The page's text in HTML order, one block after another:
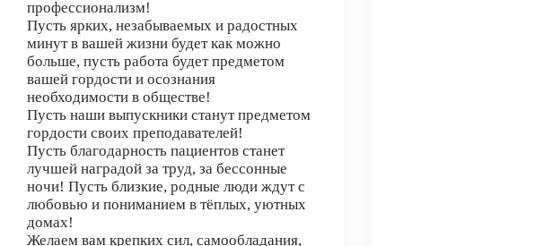
профессионализм!
Пусть ярких, незабываемых и радостных
минут в вашей жизни будет как можно
больше, пусть работа будет предметом
вашей гордости и осознания
необходимости в обществе!
Пусть наши выпускники станут предметом
гордости своих преподавателей!
Пусть благодарность пациентов станет
лучшей наградой за труд, за бессонные
ночи! Пусть близкие, родные люди ждут с
любовью и пониманием в тёплых, уютных
домах!
Желаем вам крепких сил, самообладания,